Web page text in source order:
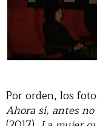
Por orden, los
Ahora sí, antes no